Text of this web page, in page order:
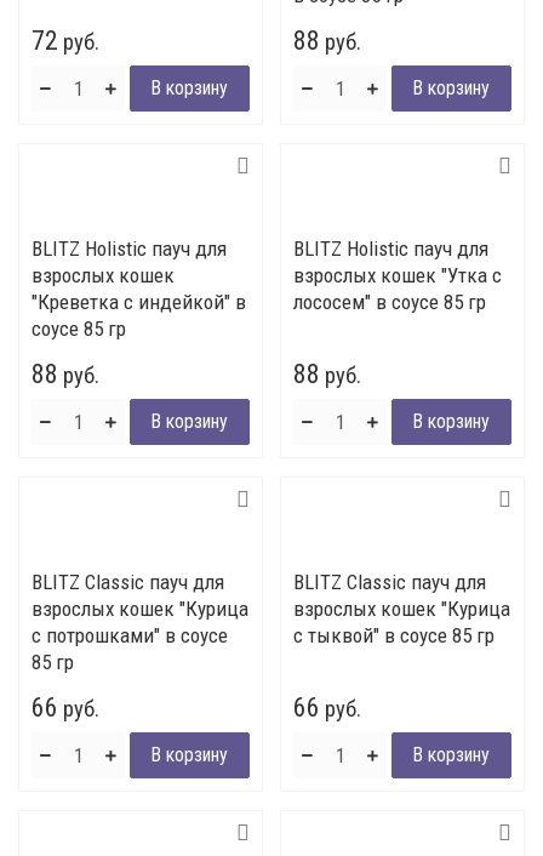
72 руб. 88 руб.
BLITZ Holistic пауч для
взрослых кошек
"Креветка с индейкой" в
соусе 85 гр
88 руб.
BLITZ Holistic пауч для
взрослых кошек "Утка с
лососем" в соусе 85 гр
88 руб.
BLITZ Classic пауч для
взрослых кошек "Курица
с потрошками" в соусе
85 гр
66 руб.
BLITZ Classic пауч для
взрослых кошек "Курица
с тыквой" в соусе 85 гр
66 руб.